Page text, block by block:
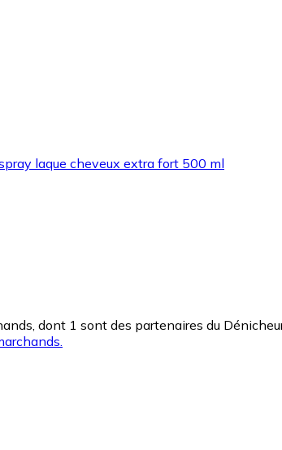
laque cheveux extra fort 500 ml
dont 1 sont des partenaires du